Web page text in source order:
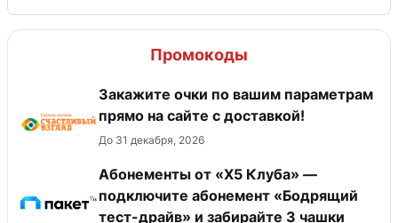
Промокоды
Закажите очки по вашим параметрам
прямо на сайте с доставкой!
До 31 декабря, 2026
Абонементы от «Х5 Клуба» —
подключите абонемент «Бодрящий
тест-драйв» и забирайте 3 чашки